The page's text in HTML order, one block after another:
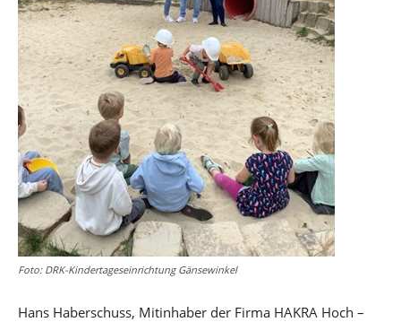
Foto: DRK-Kindertageseinrichtung Gänsewinkel
Hans Haberschuss, Mitinhaber der Firma HAKRA Hoch –